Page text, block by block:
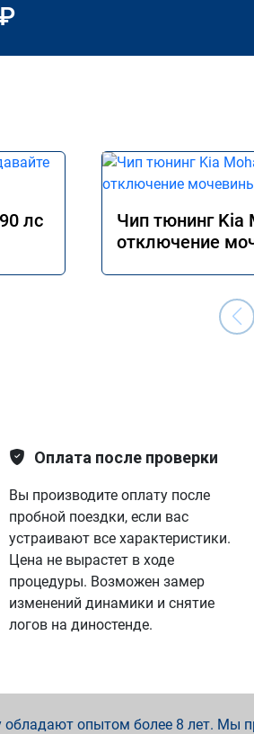
лс
Чип тюнинг Kia
отключение
Оплата после проверки
Вы производите оплату после
пробной поездки, если вас
устраивают все характеристики.
Цена не вырастет в ходе
процедуры. Возможен замер
изменений динамики и снятие
логов на диностенде.
опытом более 8 лет. Мы